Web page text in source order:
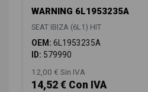
WARNING 6L1953235A
SEAT IBIZA (6L1) HIT
OEM: 6L1953235A
ID: 579990
12,00 € Sin IVA
14,52 € Con IVA